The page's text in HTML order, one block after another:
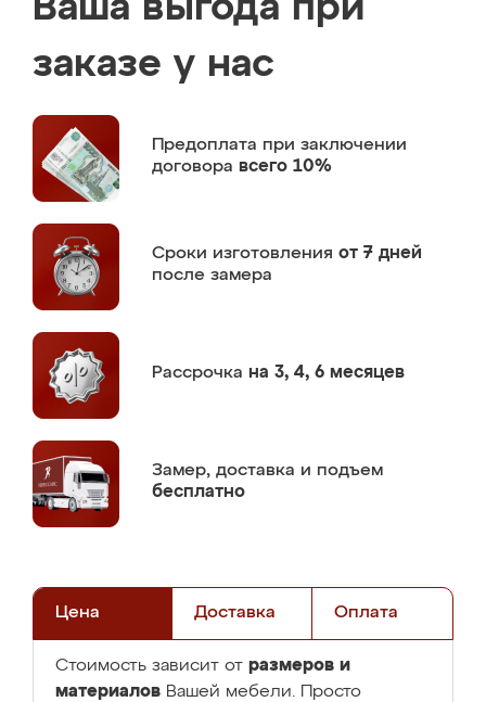
Ваша выгода при
заказе у нас
Предоплата при заключении
договора всего 10%
Сроки изготовления от 7 дней
после замера
Рассрочка на 3, 4, 6 месяцев
Замер, доставка и подъем
бесплатно
Цена Доставка Оплата
Стоимость зависит от размеров и
материалов Вашей мебели. Просто